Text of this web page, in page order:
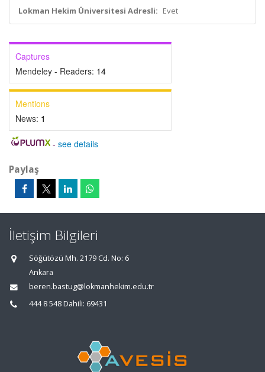
Lokman Hekim Üniversitesi Adresli: Evet
Captures
Mendeley - Readers: 14
Mentions
News: 1
- see details
Paylaş
İletişim Bilgileri
Söğütözü Mh. 2179 Cd. No: 6
Ankara
beren.bastug@lokmanhekim.edu.tr
444 8 548 Dahili: 69431